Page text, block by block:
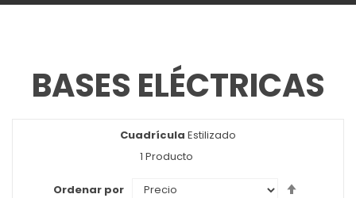
BASES ELÉCTRICAS
Ver
como
Cuadrícula Estilizado
1 Producto
Ordenar por